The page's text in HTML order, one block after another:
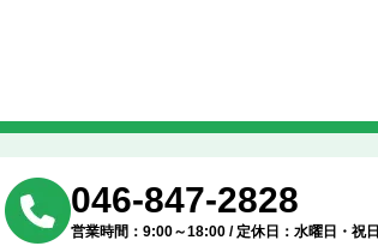
046-847-2828
営業時間：9:00～18:00 / 定休日：水曜日・祝日